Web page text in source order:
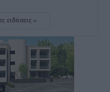
μικρών στη 12άδα
ειδήσεις